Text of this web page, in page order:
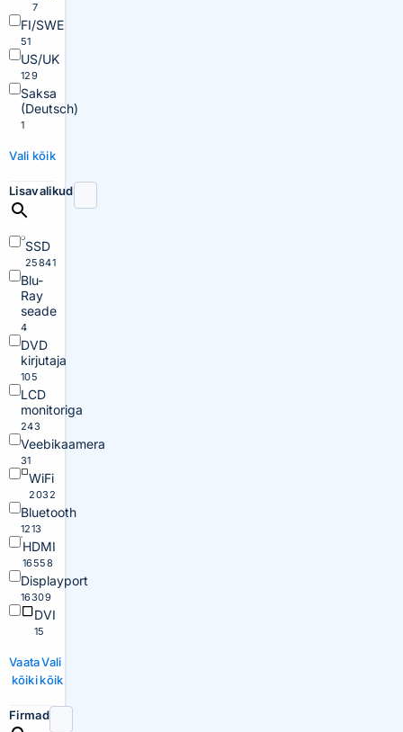
7
FI/SWE
51
US/UK
129
Saksa
(Deutsch)
1
Vali kõik
Lisavalikud
SSD
25841
Blu-
Ray
seade
4
DVD
kirjutaja
105
LCD
monitoriga
243
Veebikaamera
31
WiFi
2032
Bluetooth
1213
HDMI
16558
Displayport
16309
DVI
15
Vaata
kõiki
Vali
kõik
Firmad